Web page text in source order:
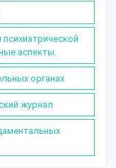
аспекты.
органах
журнал